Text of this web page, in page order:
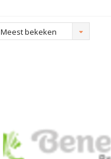
Meest bekeken